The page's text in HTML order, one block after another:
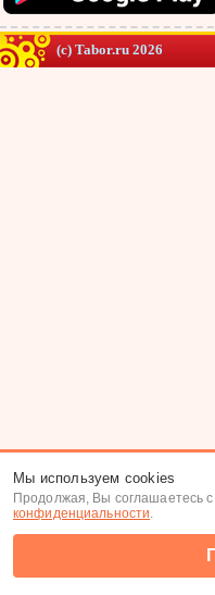
(c) Tabor.ru 2026
Мы используем cookies
Продолжая, Вы соглашаетесь
конфиденциальности.